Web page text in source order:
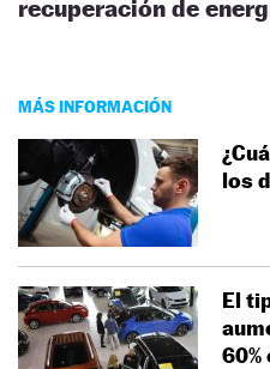
recuperación de
MÁS INFORMACIÓN
los
El